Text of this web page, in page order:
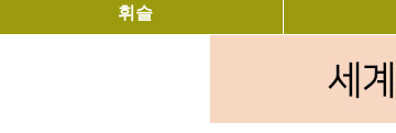
휘슬